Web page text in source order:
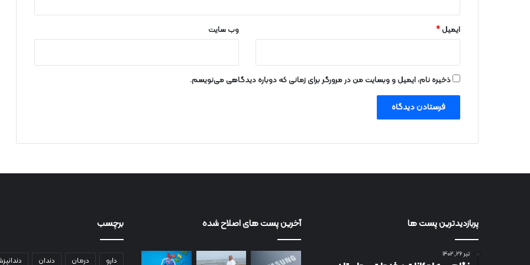
ایمیل* وب‌ سایت
ذخیره نام، ایمیل و وبسایت من در مرورگر برای زمانی که دوباره دیدگاهی می‌نویسم.
پربازدیدترین پست ها
تیر ۲۶, ۱۴۰۲
آخرین پست های اصلاح شده برچسب
دارو درمان دندان